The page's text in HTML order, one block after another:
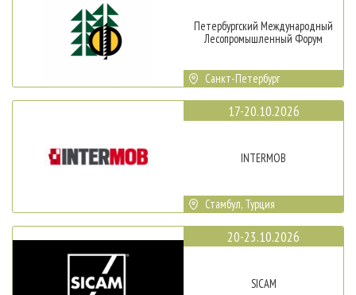
Петербургский Международный
Лесопромышленный Форум
Санкт-Петербург
17-20.10.2026
INTERMOB
Стамбул, Турция
20-23.10.2026
SICAM